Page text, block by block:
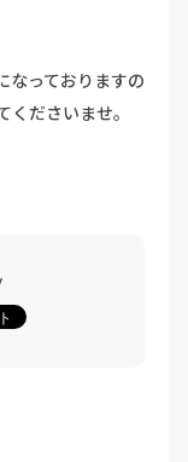
なっておりますの
ださいませ。